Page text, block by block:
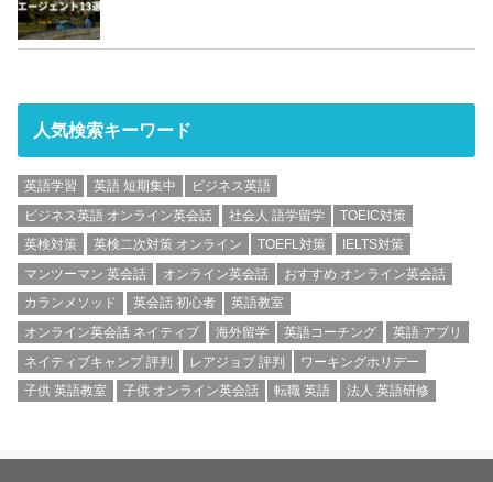
人気検索キーワード
英語学習 英語 短期集中
ビジネス英語
ビジネス英語 オンライン英会話
社会人 語学留学
TOEIC対策
英検対策
英検二次対策 オンライン TOEFL対策
IELTS対策
マンツーマン 英会話
オンライン英会話
おすすめ オンライン英会話
カランメソッド
英会話 初心者
英語教室
オンライン英会話 ネイティブ
海外留学 英語コーチング
英語 アプリ
ネイティブキャンプ 評判
レアジョブ 評判
ワーキングホリデー
子供 英語教室
子供 オンライン英会話 転職 英語 法人 英語研修